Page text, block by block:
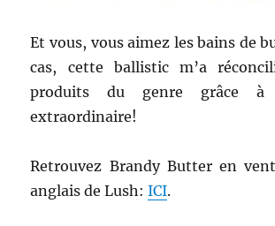
Et vous, vous aimez les bains de
cas, cette ballistic m’a
produits du genre grâce à
extraordinaire!
Retrouvez Brandy Butter en
anglais de Lush:ICI.